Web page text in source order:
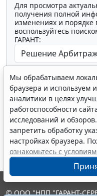
Для просмотра
получения полной
изменениях и
воспользуйтесь
ГАРАНТ:
Мы обрабатываем
браузера и используем
аналитики в целях
работоспособности
исследований и
запретить обработку
настройках браузера.
ознакомьтесь с
© ООО "НПП "ГАРАНТ-